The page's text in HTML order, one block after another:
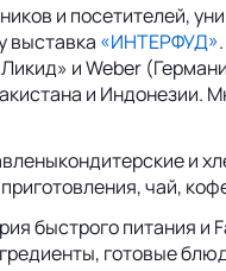
и посетителей,
выставка «ИНТЕРФУД»
и Weber
и Индонезии.
и
чай,
быстрого питания и
готовые